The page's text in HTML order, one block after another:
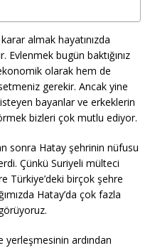
almak hayatınızda
Evlenmek bugün baktığınız
olarak hem de
gerekir. Ancak yine
bayanlar ve erkeklerin
bizleri çok mutlu ediyor.
sonra Hatay şehrinin nüfusu
Çünkü Suriyeli mülteci
Türkiye’deki birçok şehre
Hatay’da çok fazla
yerleşmesinin ardından